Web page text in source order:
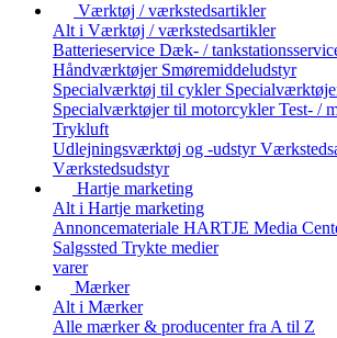
Værktøj / værkstedsartikler
Alt i Værktøj / værkstedsartikler
Batterieservice Dæk- /
Håndværktøjer Smøremiddeludstyr
Specialværktøj til cykler
Specialværktøjer til motorcykler Test- /
Trykluft
Udlejningsværktøj og -udstyr
Værkstedsudstyr
Hartje marketing
Alt i Hartje marketing
Annoncemateriale HARTJE Media
Salgssted Trykte medier
varer
Mærker
Alt i Mærker
Alle mærker & producenter fra A til Z